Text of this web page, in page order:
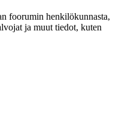
foorumin henkilökunnasta,
ja muut tiedot, kuten